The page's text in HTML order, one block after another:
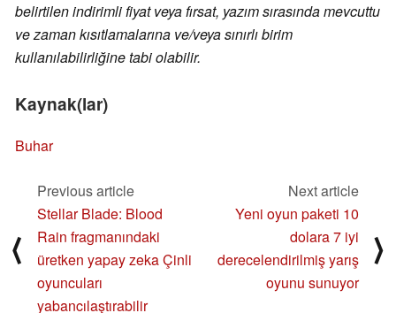
belirtilen indirimli fiyat veya fırsat, yazım sırasında mevcuttu
ve zaman kısıtlamalarına ve/veya sınırlı birim
kullanılabilirliğine tabi olabilir.
Kaynak(lar)
Buhar
⟨
Previous article
Stellar Blade: Blood
Rain fragmanındaki
üretken yapay zeka Çinli
oyuncuları
yabancılaştırabilir
Next article
Yeni oyun paketi 10
dolara 7 iyi
derecelendirilmiş yarış
oyunu sunuyor
⟩